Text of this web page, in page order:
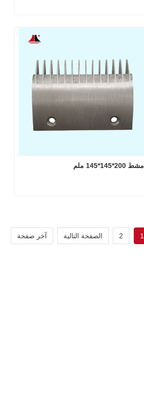
هيتاشي لوحة مشط السلالم المتحركة
مشط 200*145*145 ملم
1
2 الصفحة التالية آخر صفحة